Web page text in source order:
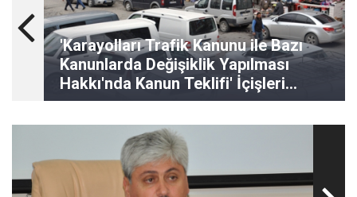
'Karayolları Trafik Kanunu ile Bazı
Kanunlarda Değişiklik Yapılması
Hakkı'nda Kanun Teklifi' İçişleri
Komisyonu'ndan geçti